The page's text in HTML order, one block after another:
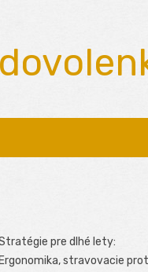
pre dlhé lety:
Ergonomika, stravovacie